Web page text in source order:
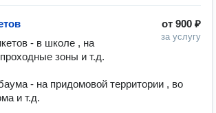
от 900 ₽
за услугу
- в школе , на
зоны и т.д.
- на придомовой территории , во
и т.д.